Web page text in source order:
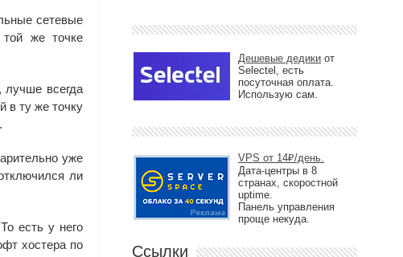
сетевые
же точке
лучше всегда
в ту же точку
уже
ли
есть у него
хостера по
Дешевые дедики от
Selectel, есть
посуточная оплата.
Использую сам.
VPS от 14₽/день.
Дата-центры в 8
странах, скоростной
uptime.
Панель управления
проще некуда.
Ссылки